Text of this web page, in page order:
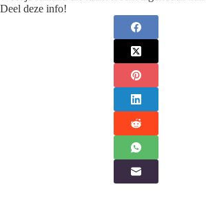
Deel deze info!